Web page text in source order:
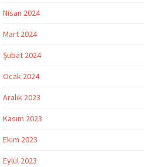
Nisan 2024
Mart 2024
Şubat 2024
Ocak 2024
Aralık 2023
Kasım 2023
Ekim 2023
Eylül 2023